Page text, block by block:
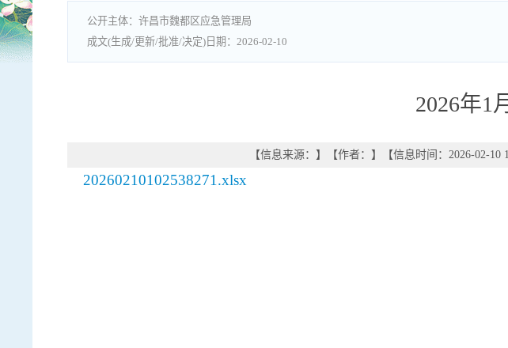
许昌市魏都区应急管理局
2026-02-10
2026年1
【信息来源： 】 【作者： 】 【信息时间：2026-02-10
20260210102538271.xlsx